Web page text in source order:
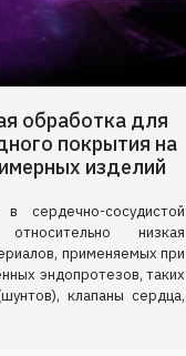
обработка для
покрытия на
изделий
сердечно-сосудистой
низкая
применяемых при
эндопротезов, таких
клапаны сердца,